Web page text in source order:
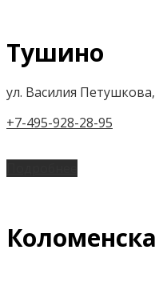
Тушино
ул. Василия
+7-495-928-28-95